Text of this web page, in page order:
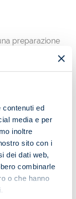
contenuti ed
media e per
inoltre
sito con i
dei dati web,
combinarle
o che hanno
preparazione
– sia
lato le
manutenzione dei
nel settore
delle norme e
pratiche
srl -